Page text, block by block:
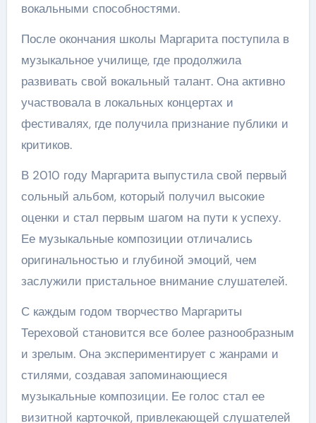
вокальными способностями.
После окончания школы Маргарита поступила в
музыкальное училище, где продолжила
развивать свой вокальный талант. Она активно
участвовала в локальных концертах и
фестивалях, где получила признание публики и
критиков.
В 2010 году Маргарита выпустила свой первый
сольный альбом, который получил высокие
оценки и стал первым шагом на пути к успеху.
Ее музыкальные композиции отличались
оригинальностью и глубиной эмоций, чем
заслужили пристальное внимание слушателей.
С каждым годом творчество Маргариты
Тереховой становится все более разнообразным
и зрелым. Она экспериментирует с жанрами и
стилями, создавая запоминающиеся
музыкальные композиции. Ее голос стал ее
визитной карточкой, привлекающей слушателей